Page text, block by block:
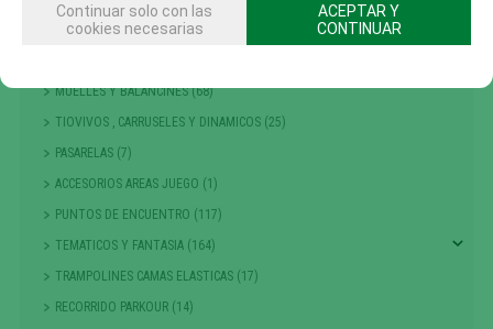
ESCALADA , TREPA Y EQUILIBRIO (301)
MUELLES Y BALANCINES (68)
TIOVIVOS , CARRUSELES Y DINAMICOS (25)
PASARELAS (7)
ACCESORIOS AREAS JUEGO (1)
PUNTOS DE ENCUENTRO (117)
TEMATICOS Y FANTASIA (164)
TRAMPOLINES CAMAS ELASTICAS (17)
RECORRIDO PARKOUR (14)
Continuar solo con las
cookies necesarias
ACEPTAR Y
CONTINUAR